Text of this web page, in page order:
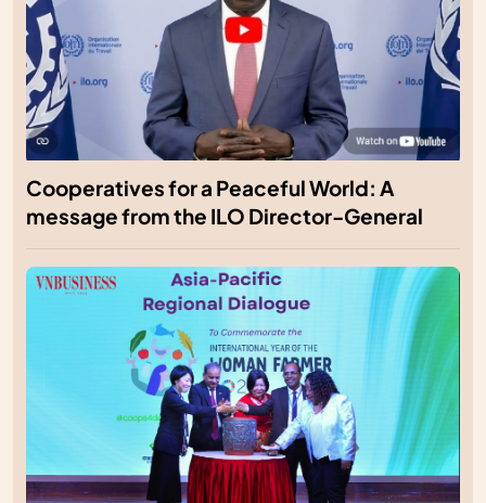
Cooperatives for a Peaceful World: A
message from the ILO Director-General